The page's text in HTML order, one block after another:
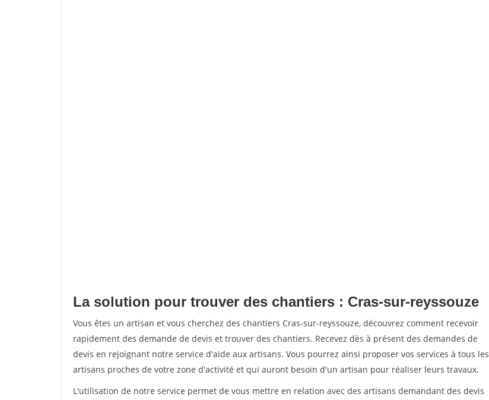
La solution pour trouver des chantiers : Cras-sur-reyssouze
Vous êtes un artisan et vous cherchez des chantiers Cras-sur-reyssouze, découvrez comment recevoir
rapidement des demande de devis et trouver des chantiers. Recevez dès à présent des demandes de
devis en rejoignant notre service d'aide aux artisans. Vous pourrez ainsi proposer vos services à tous les
artisans proches de votre zone d'activité et qui auront besoin d'un artisan pour réaliser leurs travaux.
L'utilisation de notre service permet de vous mettre en relation avec des artisans demandant des devis